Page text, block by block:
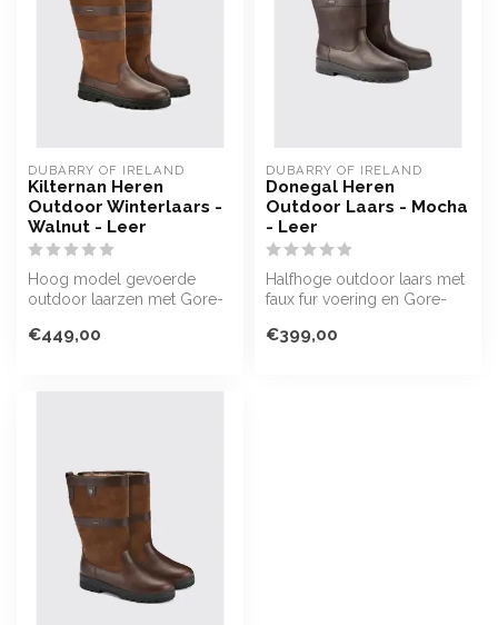
DUBARRY OF IRELAND
Kilternan Heren
Outdoor Winterlaars -
Walnut - Leer
Hoog model gevoerde
outdoor laarzen met Gore-
perfec...
€449,00
DUBARRY OF IRELAND
Donegal Heren
Outdoor Laars - Mocha
- Leer
Halfhoge outdoor laars met
faux fur voering en Gore-
st...
€399,00